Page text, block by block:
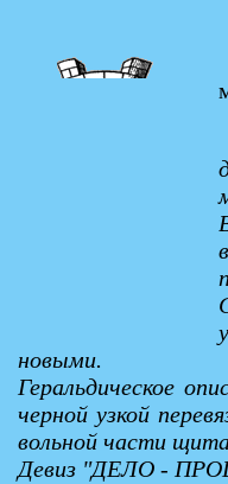
новыми.
Геральдическое
черной узкой
вольной части
Девиз "ДЕЛО -